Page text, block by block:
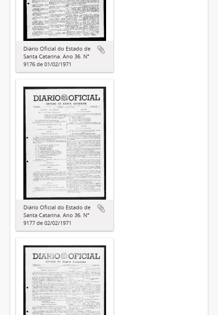
Diário Oficial do Estado de
Santa Catarina. Ano 36. N°
9176 de 01/02/1971
Diário Oficial do Estado de
Santa Catarina. Ano 36. N°
9177 de 02/02/1971